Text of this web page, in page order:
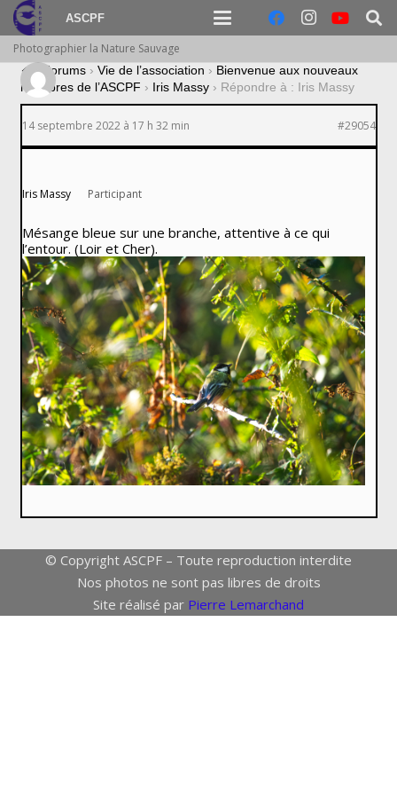
ASCPF
Photographier la Nature Sauvage
› Forums › Vie de l’association › Bienvenue aux nouveaux
membres de l’ASCPF › Iris Massy › Répondre à : Iris Massy
14 septembre 2022 à 17 h 32 min #29054
Iris Massy Participant
Mésange bleue sur une branche, attentive à ce qui
l’entour. (Loir et Cher).
© Copyright ASCPF – Toute reproduction interdite
Nos photos ne sont pas libres de droits
Site réalisé par Pierre Lemarchand